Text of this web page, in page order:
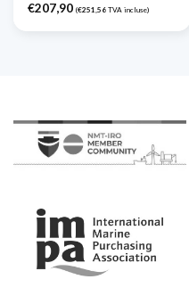
€207,90 (€251,56 TVA incluse)